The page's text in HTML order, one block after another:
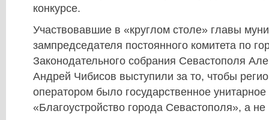
конкурсе.
Участвовавшие в «круглом столе» главы
зампредседателя постоянного комитета по
Законодательного собрания Севастополя
Андрей Чибисов выступили за то, чтобы
оператором было государственное
«Благоустройство города Севастополя», а